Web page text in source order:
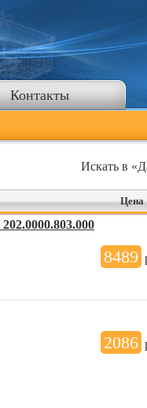
Контакты
Искать в
Цена
8489
2086